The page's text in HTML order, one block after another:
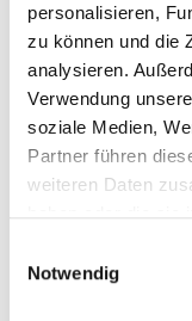
personalisieren,
zu können und die
analysieren.
Verwendung
soziale Medien,
Partner führen
weiteren Daten
haben oder die sie
Notwendig
Zusammenfassung